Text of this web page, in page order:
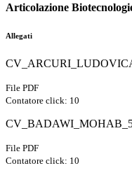
Articolazione
Allegati
File PDF
Contatore click: 10
File PDF
Contatore click: 10